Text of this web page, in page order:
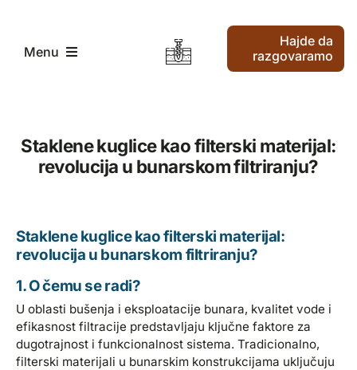
content
Menu
Traženje vode i bušenje vode
Ko smo mi
Najnoviji članci
Hajde da
razgovaramo
Staklene kuglice kao filterski materijal:
revolucija u bunarskom filtriranju?
Staklene kuglice kao filterski materijal:
revolucija u bunarskom filtriranju?
1. O čemu se radi?
U oblasti bušenja i eksploatacije bunara, kvalitet vode i
efikasnost filtracije predstavljaju ključne faktore za
dugotrajnost i funkcionalnost sistema. Tradicionalno,
filterski materijali u bunarskim konstrukcijama uključuju